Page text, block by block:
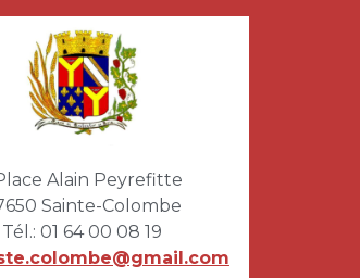
Alain Peyrefitte
Sainte-Colombe
Tél.: 01 64 00 08 19